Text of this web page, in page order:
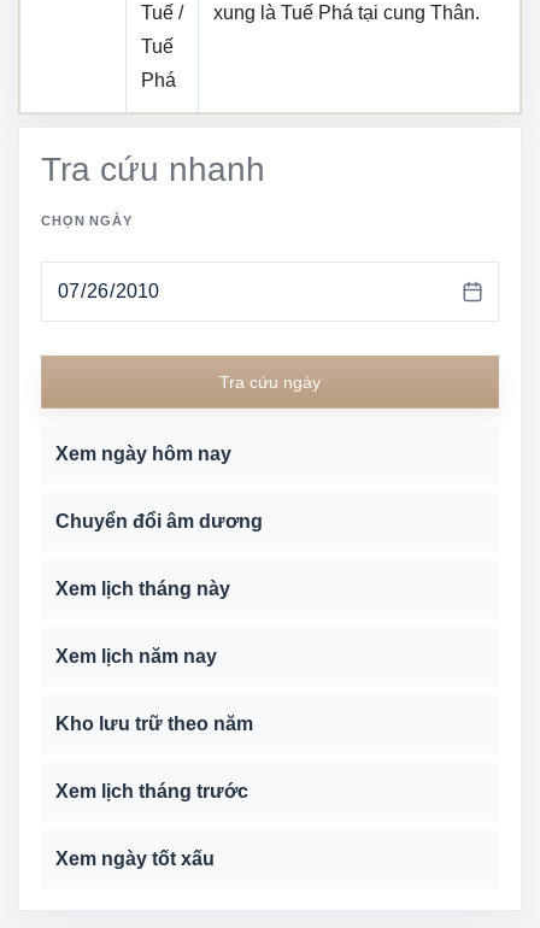
Tuế /
Tuế
Phá
xung là Tuế Phá tại cung Thân.
Tra cứu nhanh
CHỌN NGÀY
Tra cứu ngày
Xem ngày hôm nay
Chuyển đổi âm dương
Xem lịch tháng này
Xem lịch năm nay
Kho lưu trữ theo năm
Xem lịch tháng trước
Xem ngày tốt xấu